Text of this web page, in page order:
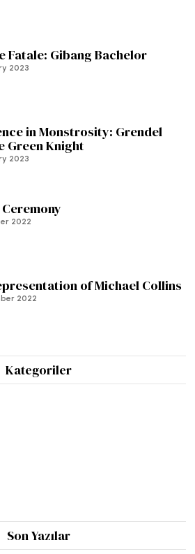
Fatale: Gibang Bachelor
2023
in Monstrosity: Grendel
Green Knight
2023
Ceremony
2022
of Michael Collins
2022
Kategoriler
Son Yazılar